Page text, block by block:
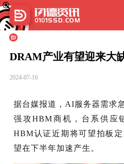
DRAM产业有望迎来大
2024-07-16
据台媒报道，AI服务器需求
强攻HBM商机，台系供应
HBM认证近期将可望拍板
望在下半年加速产生。